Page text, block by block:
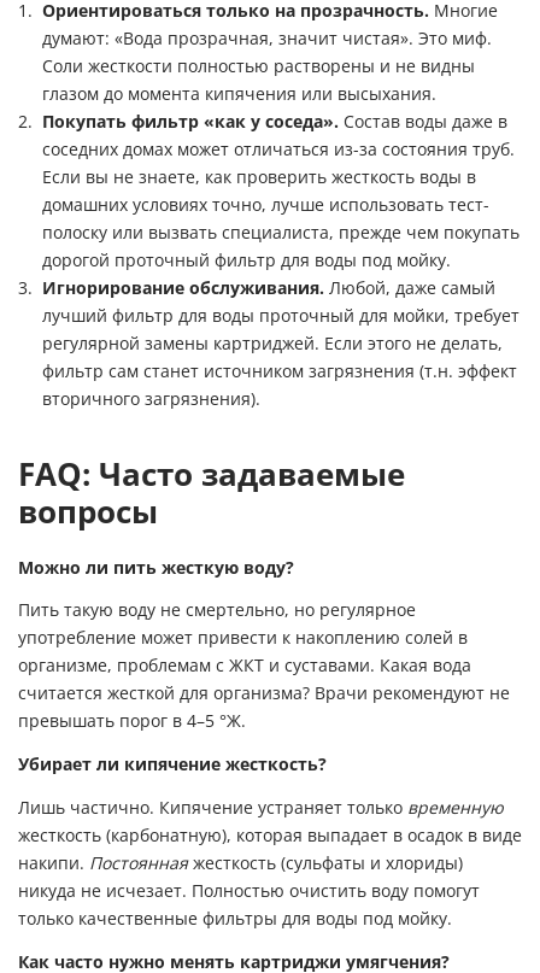
Ориентироваться только на прозрачность. Многие
думают: «Вода прозрачная, значит чистая». Это миф.
Соли жесткости полностью растворены и не видны
глазом до момента кипячения или высыхания.
Покупать фильтр «как у соседа». Состав воды даже в
соседних домах может отличаться из-за состояния труб.
Если вы не знаете, как проверить жесткость воды в
домашних условиях точно, лучше использовать тест-
полоску или вызвать специалиста, прежде чем покупать
дорогой проточный фильтр для воды под мойку.
Игнорирование обслуживания. Любой, даже самый
лучший фильтр для воды проточный для мойки, требует
регулярной замены картриджей. Если этого не делать,
фильтр сам станет источником загрязнения (т.н. эффект
вторичного загрязнения).
FAQ: Часто задаваемые
вопросы
Можно ли пить жесткую воду?
Пить такую воду не смертельно, но регулярное
употребление может привести к накоплению солей в
организме, проблемам с ЖКТ и суставами. Какая вода
считается жесткой для организма? Врачи рекомендуют не
превышать порог в 4–5 °Ж.
Убирает ли кипячение жесткость?
Лишь частично. Кипячение устраняет только временную
жесткость (карбонатную), которая выпадает в осадок в виде
накипи. Постояннаяжесткость (сульфаты и хлориды)
никуда не исчезает. Полностью очистить воду помогут
только качественные фильтры для воды под мойку.
Как часто нужно менять картриджи умягчения?